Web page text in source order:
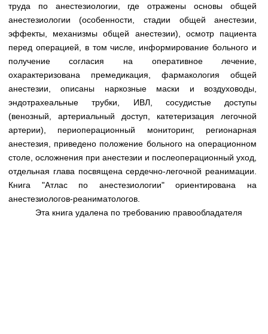
Научно-популярное
Статьи
Новости
Медицинская стандартизация
Нормативы экстренной и неотложной помощи
Нормы лабораторных и инструментальных
исследований
Обратная связь
Добавить материал
FAQ
труда по анестезиологии, где отражены основы общей
анестезиологии (особенности, стадии общей анестезии,
эффекты, механизмы общей анестезии), осмотр пациента
перед операцией, в том числе, информирование больного и
получение согласия на оперативное лечение,
охарактеризована премедикация, фармакология общей
анестезии, описаны наркозные маски и воздуховоды,
эндотрахеальные трубки, ИВЛ, сосудистые доступы
(венозный, артериальный доступ, катетеризация легочной
артерии), периоперационный мониторинг, регионарная
анестезия, приведено положение больного на операционном
столе, осложнения при анестезии и послеоперационный уход,
отдельная глава посвящена сердечно-легочной реанимации.
Книга "Атлас по анестезиологии" ориентирована на
анестезиологов-реаниматологов.
Эта книга удалена по требованию правообладателя